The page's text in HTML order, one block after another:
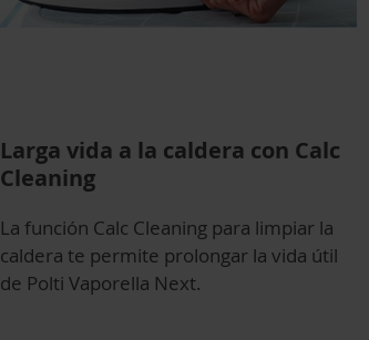
Larga vida a la caldera con Calc
Cleaning
La función Calc Cleaning para limpiar la
caldera te permite prolongar la vida útil
de Polti Vaporella Next.